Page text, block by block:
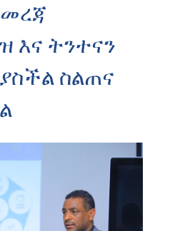
እና ትንተናን
ስልጠና